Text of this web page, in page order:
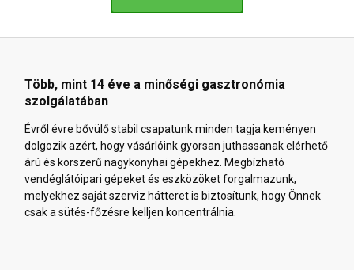
Több, mint 14 éve a minőségi gasztronómia
szolgálatában
Évről évre bővülő stabil csapatunk minden tagja keményen
dolgozik azért, hogy vásárlóink gyorsan juthassanak elérhető
árú és korszerű nagykonyhai gépekhez. Megbízható
vendéglátóipari gépeket és eszközöket forgalmazunk,
melyekhez saját szerviz hátteret is biztosítunk, hogy Önnek
csak a sütés-főzésre kelljen koncentrálnia.